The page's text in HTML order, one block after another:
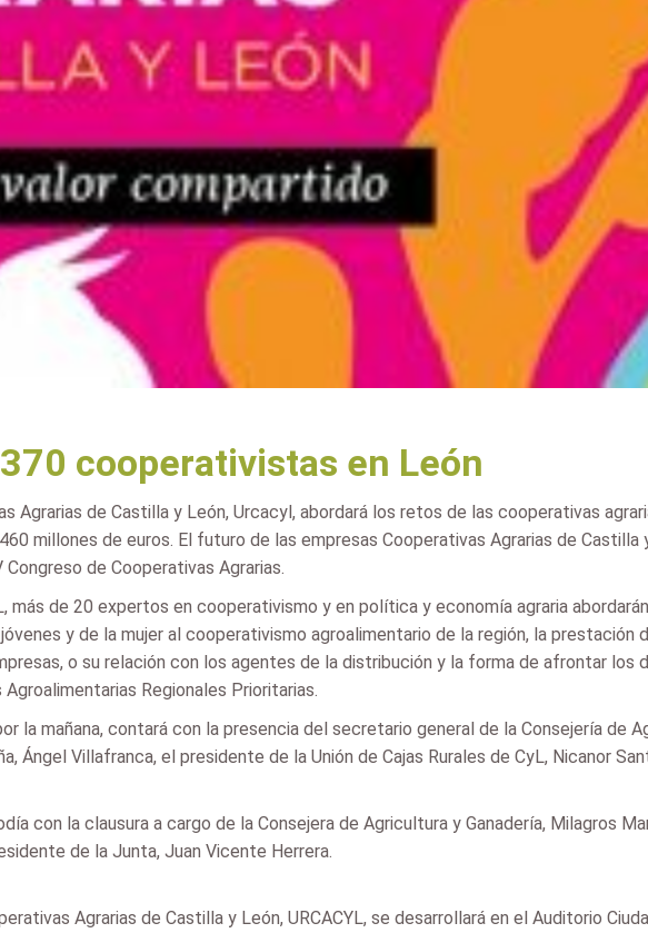
cooperativistas en León
Agrarias de Castilla y León, Urcacyl, abordará los retos de las cooperativas
millones de euros. El futuro de las empresas Cooperativas Agrarias de
de Cooperativas Agrarias.
más de 20 expertos en cooperativismo y en política y economía agraria
y de la mujer al cooperativismo agroalimentario de la región, la prestación
o su relación con los agentes de la distribución y la forma de afrontar los
Regionales Prioritarias.
la mañana, contará con la presencia del secretario general de la Consejería de
Ángel Villafranca, el presidente de la Unión de Cajas Rurales de CyL, Nicanor
con la clausura a cargo de la Consejera de Agricultura y Ganadería, Milagros
de la Junta, Juan Vicente Herrera.
Agrarias de Castilla y León, URCACYL, se desarrollará en el Auditorio